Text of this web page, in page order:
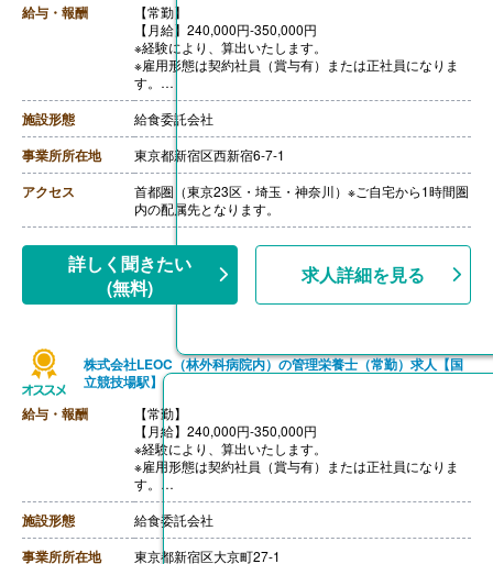
給与・報酬
【常勤】
【月給】240,000円-350,000円
※経験により、算出いたします。
※雇用形態は契約社員（賞与有）または正社員になりま
す。
※モデル年収
・管理栄養士・栄養士で未経験の場合
年収3,000,000円-
・調理師病院調理経験3年程度の場合
年収3,500,000円-4,000,000円
ご面接を通して雇用形態を検討します。
【賞与】年2回（1.0-2.0ヶ月分）※前年度実績、経験によ
る
【昇給】あり（年1回）
【退職金】あり※勤続10年以上
施設形態 給食委託会社
事業所所在地 東京都新宿区西新宿6-7-1
アクセス
首都圏（東京23区・埼玉・神奈川）※ご自宅から1時間圏
内の配属先となります。
詳しく聞きたい
(無料)
求人詳細を見る
株式会社LEOC（林外科病院内）の管理栄養士（常勤）求人【国
立競技場駅】
給与・報酬
【常勤】
【月給】240,000円-350,000円
※経験により、算出いたします。
※雇用形態は契約社員（賞与有）または正社員になりま
す。
※モデル年収
・管理栄養士・栄養士で未経験の場合
年収3,000,000円-
・調理師病院調理経験3年程度の場合
施設形態 給食委託会社
事業所所在地 東京都新宿区大京町27-1